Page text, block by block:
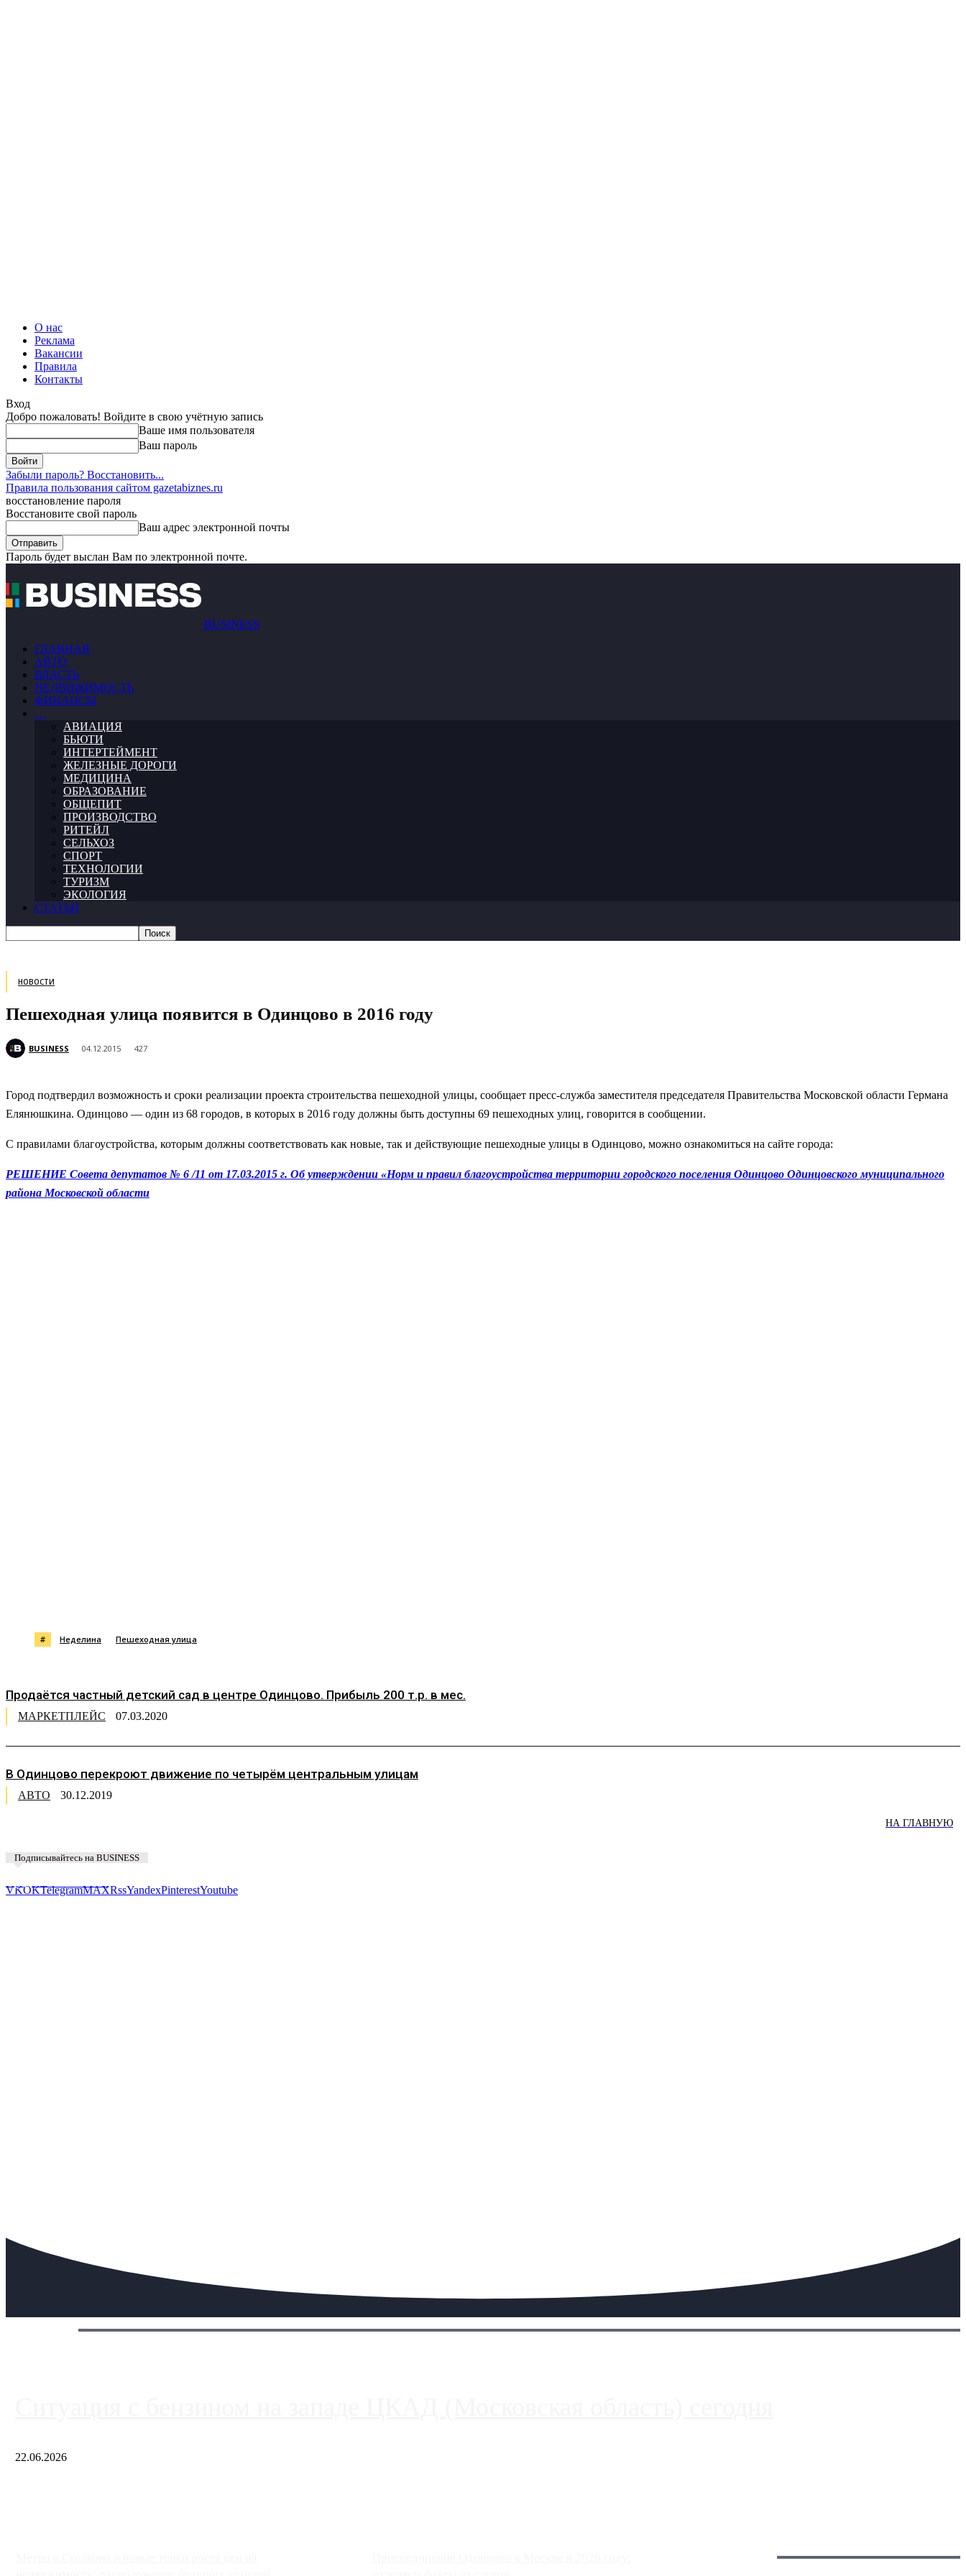
О нас
Реклама
Вакансии
Правила
Контакты
Вход
Добро пожаловать! Войдите в свою учётную запись
Ваше имя пользователя
Ваш пароль
Забыли пароль? Восстановить...
Правила пользования сайтом gazetabiznes.ru
восстановление пароля
Восстановите свой пароль
Ваш адрес электронной почты
Пароль будет выслан Вам по электронной почте.
BUSINESS
ГЛАВНАЯ
АВТО
ВЛАСТЬ
НЕДВИЖИМОСТЬ
ФИНАНСЫ
…
АВИАЦИЯ
БЬЮТИ
ИНТЕРТЕЙМЕНТ
ЖЕЛЕЗНЫЕ ДОРОГИ
МЕДИЦИНА
ОБРАЗОВАНИЕ
ОБЩЕПИТ
ПРОИЗВОДСТВО
РИТЕЙЛ
СЕЛЬХОЗ
СПОРТ
ТЕХНОЛОГИИ
ТУРИЗМ
ЭКОЛОГИЯ
СТАТЬИ
НОВОСТИ
Пешеходная улица появится в Одинцово в 2016 году
BUSINESS 04.12.2015 427
Город подтвердил возможность и сроки реализации проекта строительства пешеходной улицы, сообщает пресс-служба заместителя председателя Правительства Московской области Германа
Елянюшкина. Одинцово — один из 68 городов, в которых в 2016 году должны быть доступны 69 пешеходных улиц, говорится в сообщении.
С правилами благоустройства, которым должны соответствовать как новые, так и действующие пешеходные улицы в Одинцово, можно ознакомиться на сайте города:
РЕШЕНИЕ Совета депутатов № 6 /11 от 17.03.2015 г. Об утверждении «Норм и правил благоустройства территории городского поселения Одинцово Одинцовского муниципального
района Московской области
# Неделина Пешеходная улица
Продаётся частный детский сад в центре Одинцово. Прибыль 200 т.р. в мес.
МАРКЕТПЛЕЙС 07.03.2020
В Одинцово перекроют движение по четырём центральным улицам
АВТО 30.12.2019
НА ГЛАВНУЮ
Подписывайтесь на BUSINESS
VKOKTelegramMAXRssYandexPinterestYoutube
22.06.2026